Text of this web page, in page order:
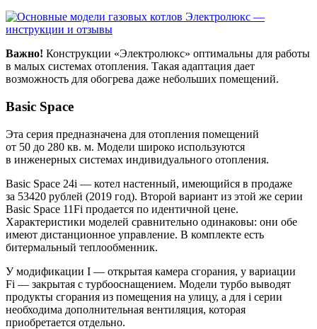
Важно! Конструкции «Электролюкс» оптимальны для работы
в малых системах отопления. Такая адаптация дает
возможность для обогрева даже небольших помещений.
Basic Space
Эта серия предназначена для отопления помещений
от 50 до 280 кв. м. Модели широко используются
в инженерных системах индивидуального отопления.
Basic Space 24i — котел настенный, имеющийся в продаже
за 53420 рублей (2019 год). Второй вариант из этой же серии
Basic Space 11Fi продается по идентичной цене.
Характеристики моделей сравнительно одинаковы: они обе
имеют дистанционное управление. В комплекте есть
битермальный теплообменник.
У модификации I — открытая камера сгорания, у вариации
Fi — закрытая с турбооснащением. Модели турбо выводят
продукты сгорания из помещения на улицу, а для i серии
необходима дополнительная вентиляция, которая
приобретается отдельно.